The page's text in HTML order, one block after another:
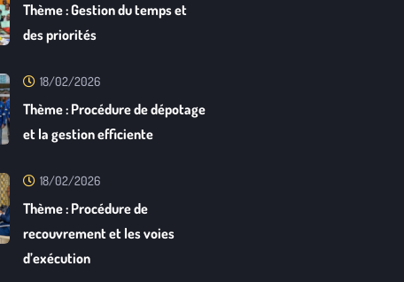
Thème : Gestion du temps et
des priorités
18/02/2026
Thème : Procédure de dépotage
et la gestion efficiente
18/02/2026
Thème : Procédure de
recouvrement et les voies
d’exécution